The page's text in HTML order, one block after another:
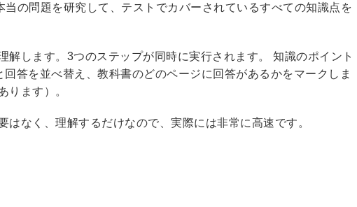
の問題を研究して、テストでカバーされているすべての知識点を
解します。3つのステップが同時に実行されます。 知識のポイント
答を並べ替え、教科書のどのページに回答があるかをマークしま
ります）。
なく、理解するだけなので、実際には非常に高速です。